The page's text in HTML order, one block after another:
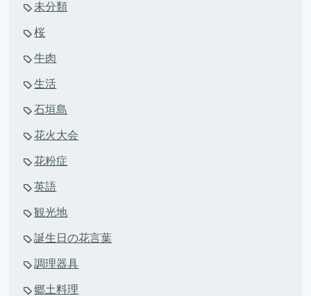
未分類
桜
牛肉
生活
石垣島
花火大会
花粉症
英語
観光地
誕生日の花言葉
調理器具
郷土料理